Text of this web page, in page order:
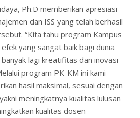
Ph.D memberikan apresiasi
dan ISS yang telah berhasil
“Kita tahu program Kampus
yang sangat baik bagi dunia
lagi kreatifitas dan inovasi
program PK-KM ini kami
hasil maksimal, sesuai dengan
meningkatnya kualitas lulusan
kualitas dosen